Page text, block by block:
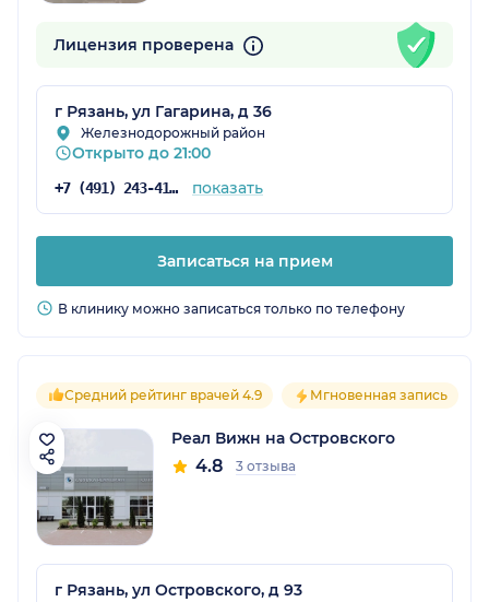
Лицензия проверена
г Рязань, ул Гагарина, д 36
Железнодорожный район
Открыто до 21:00
+7 (491) 243-41-07 показать
Записаться на прием
В клинику можно записаться только по телефону
Средний рейтинг врачей 4.9 Мгновенная запись
Реал Вижн на Островского
4.8 3 отзыва
г Рязань, ул Островского, д 93